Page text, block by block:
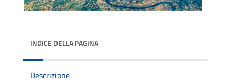
INDICE DELLA PAGINA
Descrizione